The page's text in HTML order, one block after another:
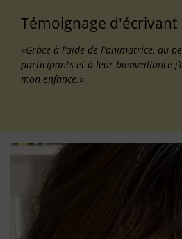
Témoignage d'écrivant
«Grâce à l’aide de l'animatrice, au
participants et à leur bienveillance
mon enfance.»